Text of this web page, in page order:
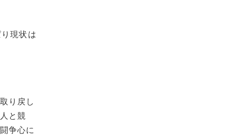
現状は
り戻し
と競
争心に